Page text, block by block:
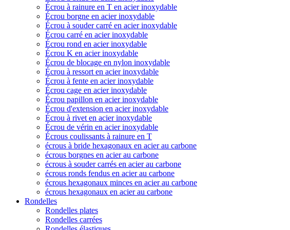
Écrou à rainure en T en acier inoxydable
Écrou borgne en acier inoxydable
Écrou à souder carré en acier inoxydable
Écrou carré en acier inoxydable
Écrou rond en acier inoxydable
Écrou K en acier inoxydable
Écrou de blocage en nylon inoxydable
Écrou à ressort en acier inoxydable
Écrou à fente en acier inoxydable
Écrou cage en acier inoxydable
Écrou papillon en acier inoxydable
Écrou d'extension en acier inoxydable
Écrou à rivet en acier inoxydable
Écrou de vérin en acier inoxydable
Écrous coulissants à rainure en T
écrous à bride hexagonaux en acier au carbone
écrous borgnes en acier au carbone
écrous à souder carrés en acier au carbone
écrous ronds fendus en acier au carbone
écrous hexagonaux minces en acier au carbone
écrous hexagonaux en acier au carbone
Rondelles
Rondelles plates
Rondelles carrées